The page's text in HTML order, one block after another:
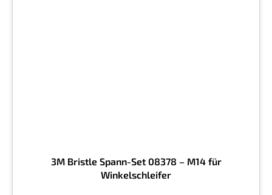
3M Bristle Spann-Set 08378 – M14 für
Winkelschleifer